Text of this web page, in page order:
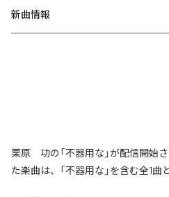
新曲情報
栗原 功の「不器用な」が配信開始
た楽曲は、「不器用な」を含む全1曲